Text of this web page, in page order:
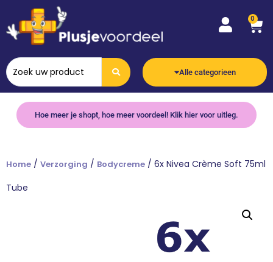
0
Alle categorieen
Hoe meer je shopt, hoe meer voordeel! Klik hier voor uitleg.
Home / Verzorging / Bodycreme / 6x Nivea Crème Soft 75ml
Tube